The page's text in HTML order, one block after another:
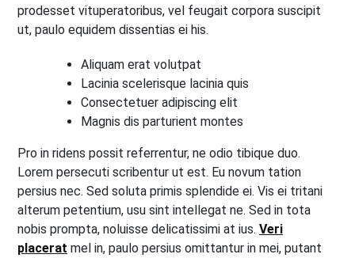
prodesset vituperatoribus, vel feugait corpora suscipit
ut, paulo equidem dissentias ei his.
Aliquam erat volutpat
Lacinia scelerisque lacinia quis
Consectetuer adipiscing elit
Magnis dis parturient montes
Pro in ridens possit referrentur, ne odio tibique duo.
Lorem persecuti scribentur ut est. Eu novum tation
persius nec. Sed soluta primis splendide ei. Vis ei tritani
alterum petentium, usu sint intellegat ne. Sed in tota
nobis prompta, noluisse delicatissimi at ius. Veri
placerat mel in, paulo persius omittantur in mei, putant